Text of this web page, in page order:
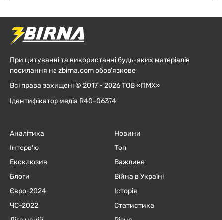
При цитуванні та використанні будь-яких матеріалів
посилання на zbirna.com обов'язкове
Всі права захищені © 2017 - 2026 ТОВ «ПМХ»
Ідентифікатор медіа R40-06374
Аналітика
Інтерв'ю
Ексклюзив
Блоги
Євро-2024
ЧC-2022
Новини
Топ
Важливе
Війна в Україні
Історія
Статистика